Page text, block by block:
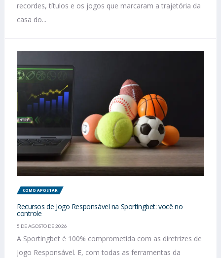
recordes, títulos e os jogos que marcaram a trajetória da
casa do...
COMO APOSTAR
Recursos de Jogo Responsável na Sportingbet: você no
controle
5 DE AGOSTO DE 2026
A Sportingbet é 100% comprometida com as diretrizes de
Jogo Responsável. E, com todas as ferramentas da